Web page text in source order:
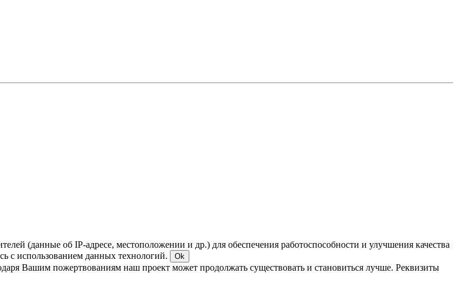
(данные об IP-адресе, местоположении и др.) для обеспечения работоспособности и улучшения качества
с использованием данных технологий.
Ok
Вашим пожертвованиям наш проект может продолжать существовать и становиться лучше. Реквизиты